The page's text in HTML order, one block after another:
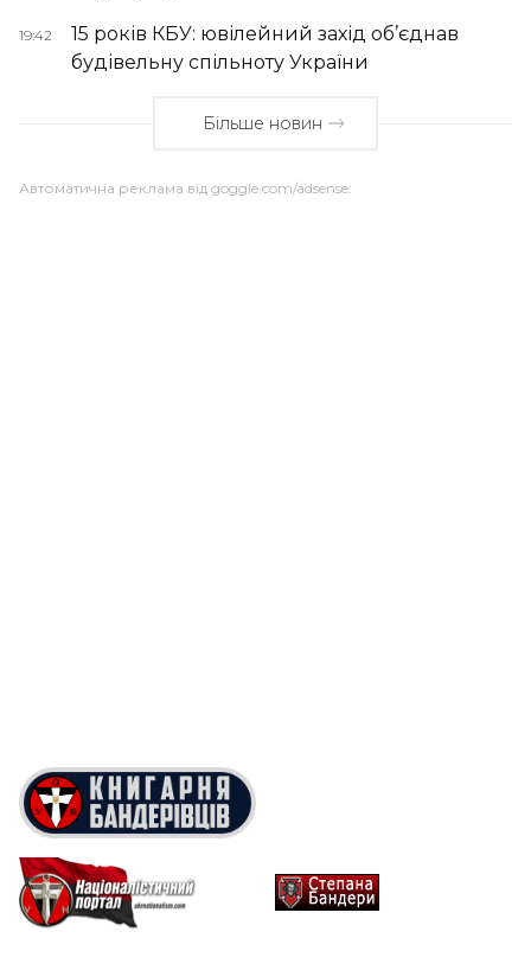
19:42
15 років КБУ: ювілейний захід об’єднав
будівельну спільноту України
Більше новин
Автоматична реклама від goggle.com/adsense: